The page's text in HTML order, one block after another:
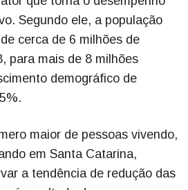
Segundo ele, a população
cerca de 6 milhões de
para mais de 8 milhões
demográfico de
maior de pessoas vivendo,
em Santa Catarina,
a tendência de redução das